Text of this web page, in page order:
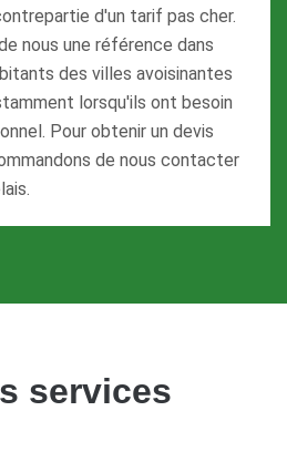
d'un tarif pas cher.
nous une référence dans
des villes avoisinantes
lorsqu'ils ont besoin
Pour obtenir un devis
de nous contacter
services